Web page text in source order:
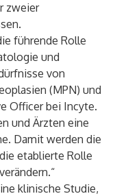
zweier
führende Rolle
und
von
(MPN) und
Officer bei Incyte.
und Ärzten eine
Damit werden die
etablierte Rolle
klinische Studie,